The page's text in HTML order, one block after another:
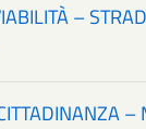
–
–